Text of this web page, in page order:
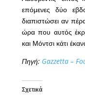
επόμενες δύο
διαπιστώσει αν
ώρα που αυτός
και Μόντσι κάτι
Πηγή: Gazzetta –
Σχετικά